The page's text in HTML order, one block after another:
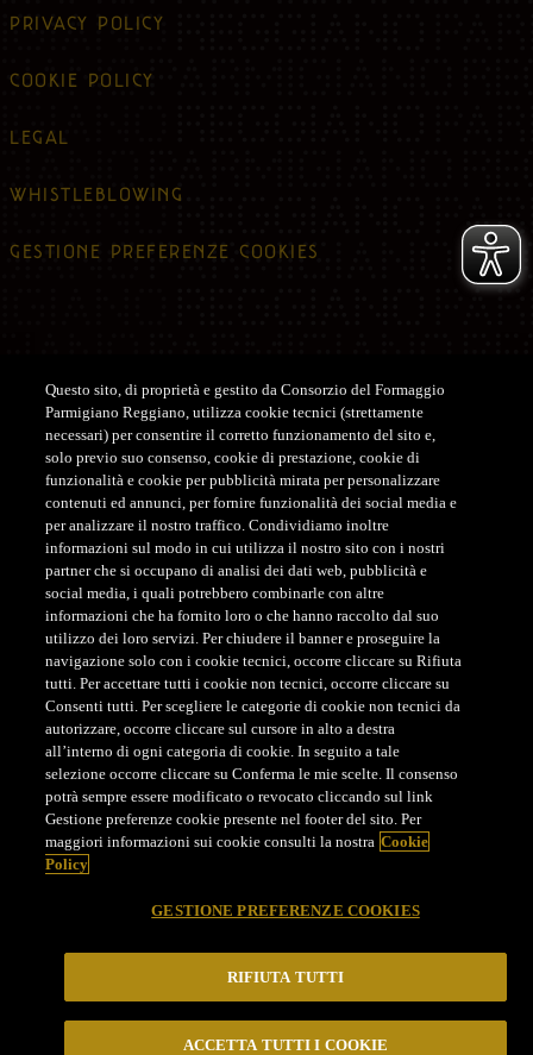
PRIVACY POLICY
COOKIE POLICY
LEGAL
WHISTLEBLOWING
GESTIONE PREFERENZE COOKIES
Assistenza
ASSISTENZA CLIENTI SHOP
Tel. +39 0522-122122
customerservice@parmigianoreggiano.it
ASSISTENZA CLIENTI CONCORSO
Tel. +39 379 193 8871
CONSORZIO DEL FORMAGGIO PARMIGIANO REGGIANO
- Via Kennedy, 18, 42124 - Reggio Emilia - Italia - Tel.
+39 0522 307741 - Fax +39 0522 307748 - E mail:
staff@parmigianoreggiano.it
consorzio@pec.parmigianoreggiano.it - P. Iva e C. F.:
Questo sito, di proprietà e gestito da Consorzio del Formaggio
Parmigiano Reggiano, utilizza cookie tecnici (strettamente
necessari) per consentire il corretto funzionamento del sito e,
solo previo suo consenso, cookie di prestazione, cookie di
funzionalità e cookie per pubblicità mirata per personalizzare
contenuti ed annunci, per fornire funzionalità dei social media e
per analizzare il nostro traffico. Condividiamo inoltre
informazioni sul modo in cui utilizza il nostro sito con i nostri
partner che si occupano di analisi dei dati web, pubblicità e
social media, i quali potrebbero combinarle con altre
informazioni che ha fornito loro o che hanno raccolto dal suo
utilizzo dei loro servizi. Per chiudere il banner e proseguire la
navigazione solo con i cookie tecnici, occorre cliccare su Rifiuta
tutti. Per accettare tutti i cookie non tecnici, occorre cliccare su
Consenti tutti. Per scegliere le categorie di cookie non tecnici da
autorizzare, occorre cliccare sul cursore in alto a destra
all’interno di ogni categoria di cookie. In seguito a tale
selezione occorre cliccare su Conferma le mie scelte. Il consenso
potrà sempre essere modificato o revocato cliccando sul link
Gestione preferenze cookie presente nel footer del sito. Per
maggiori informazioni sui cookie consulti la nostra Cookie
Policy
GESTIONE PREFERENZE COOKIES
RIFIUTA TUTTI
ACCETTA TUTTI I COOKIE